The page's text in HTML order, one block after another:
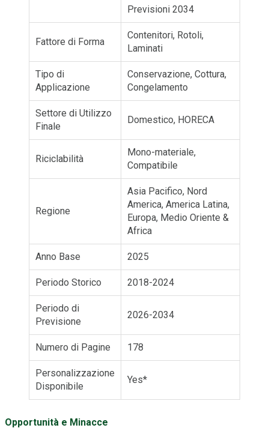
Previsioni 2034
Fattore di Forma
Contenitori, Rotoli,
Laminati
Tipo di
Applicazione
Conservazione, Cottura,
Congelamento
Settore di Utilizzo
Finale
Domestico, HORECA
Riciclabilità
Mono-materiale,
Compatibile
Regione
Asia Pacifico, Nord
America, America Latina,
Europa, Medio Oriente &
Africa
Anno Base 2025
Periodo Storico 2018-2024
Periodo di
Previsione
2026-2034
Numero di Pagine 178
Personalizzazione
Disponibile
Yes*
Opportunità e Minacce